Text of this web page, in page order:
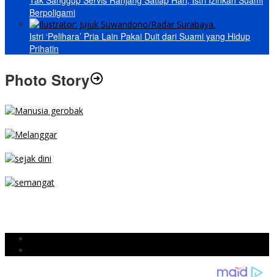
Berpoligami
Istri ‘Pelihara’ Pria Lain Pakai Duit dari Suami yang Hidup
Prihatin
Photo Story